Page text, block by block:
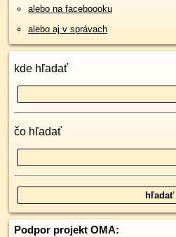
alebo na faceboooku
alebo aj v správach
kde hľadať
čo hľadať
Podpor projekt OMA: